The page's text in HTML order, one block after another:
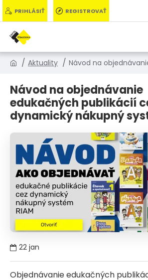
PRIHLÁSIŤ REGISTROVAŤ
Aktuality Návod na
Návod na objednávanie
edukačných publikácií
dynamický nákupný
22 jan
Objednávanie edukačných